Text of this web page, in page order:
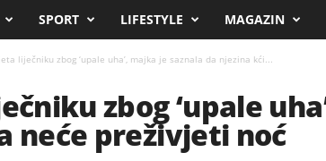
SPORT LIFESTYLE MAGAZIN
liječniku zbog ‘upale uha’, majka je saznala da njezina kći...
zbog ‘upale
neće preživjeti noć